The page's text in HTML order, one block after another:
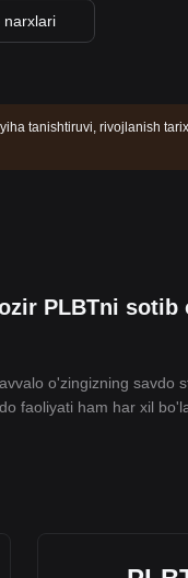
narxlari
tanishtiruvi, rivojlanish
PLBTni
o'zingizning savdo
faoliyati ham har xil